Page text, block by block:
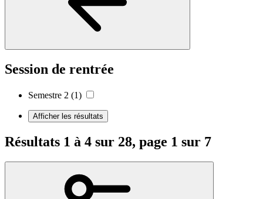
Session de rentrée
Semestre 2 (1)
Afficher les résultats
Résultats 1 à 4 sur 28, page 1 sur 7